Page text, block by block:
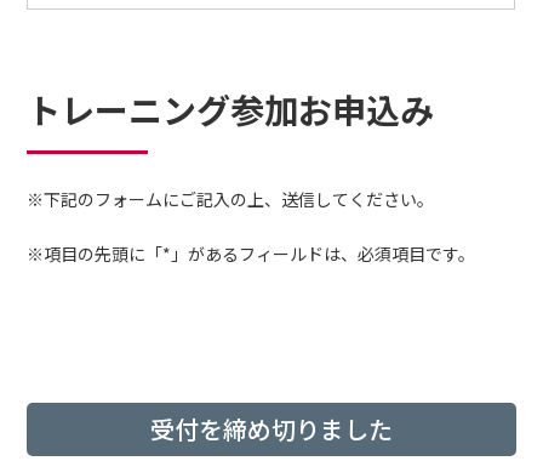
トレーニング参加お申込み
※下記のフォームにご記入の上、送信してください。
※項目の先頭に「*」があるフィールドは、必須項目です。
受付を締め切りました